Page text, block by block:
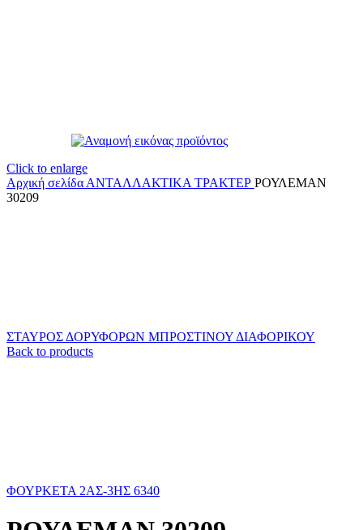
Click to enlarge
Αρχική σελίδα ΑΝΤΑΛΛΑΚΤΙΚΑ ΤΡΑΚΤΕΡ ΡΟΥΛΕΜΑΝ
30209
ΣΤΑΥΡΟΣ ΔΟΡΥΦΟΡΩΝ ΜΠΡΟΣΤΙΝΟΥ ΔΙΑΦΟΡΙΚΟΥ
Back to products
ΦΟΥΡΚΕΤΑ 2ΑΣ-3ΗΣ 6340